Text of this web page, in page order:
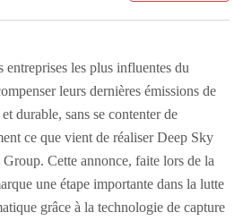
les plus influentes du
leurs dernières émissions de
durable, sans se contenter de
ce que vient de réaliser Deep Sky
Cette annonce, faite lors de la
une étape importante dans la lutte
grâce à la technologie de capture